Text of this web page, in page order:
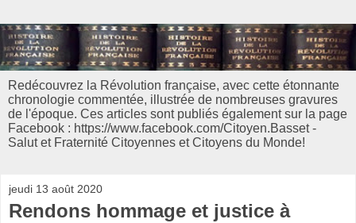
Redécouvrez la Révolution française, avec cette étonnante
chronologie commentée, illustrée de nombreuses gravures
de l'époque. Ces articles sont publiés également sur la page
Facebook : https://www.facebook.com/Citoyen.Basset -
Salut et Fraternité Citoyennes et Citoyens du Monde!
jeudi 13 août 2020
Rendons hommage et justice à